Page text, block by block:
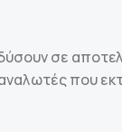
σε
που